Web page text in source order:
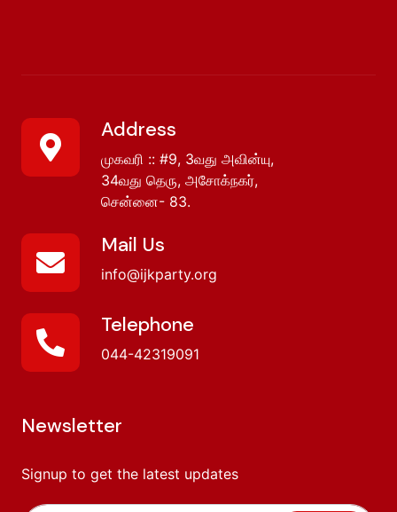
Address
முகவரி :: #9, 3வது அவின்யு,
34வது தெரு, அசோக்நகர்,
சென்னை- 83.
Mail Us
info@ijkparty.org
Telephone
044-42319091
Newsletter
Signup to get the latest updates